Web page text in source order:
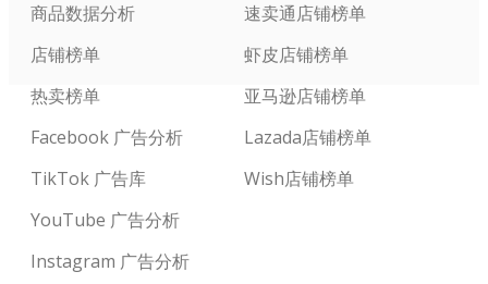
商品数据分析
店铺榜单
热卖榜单
Facebook 广告分析
TikTok 广告库
YouTube 广告分析
Instagram 广告分析
速卖通店铺榜单
虾皮店铺榜单
亚马逊店铺榜单
Lazada店铺榜单
Wish店铺榜单